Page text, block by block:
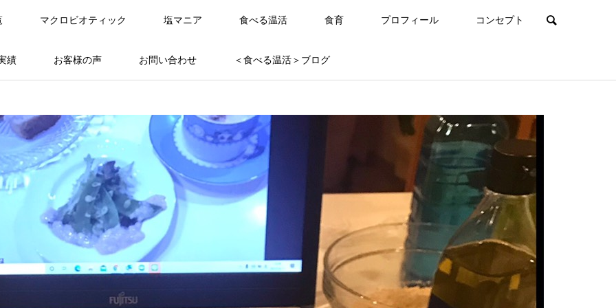
マクロビオティック 塩マニア 食べる温活 食育 プロフィール コンセプト
績 お客様の声 お問い合わせ ＜食べる温活＞ブログ